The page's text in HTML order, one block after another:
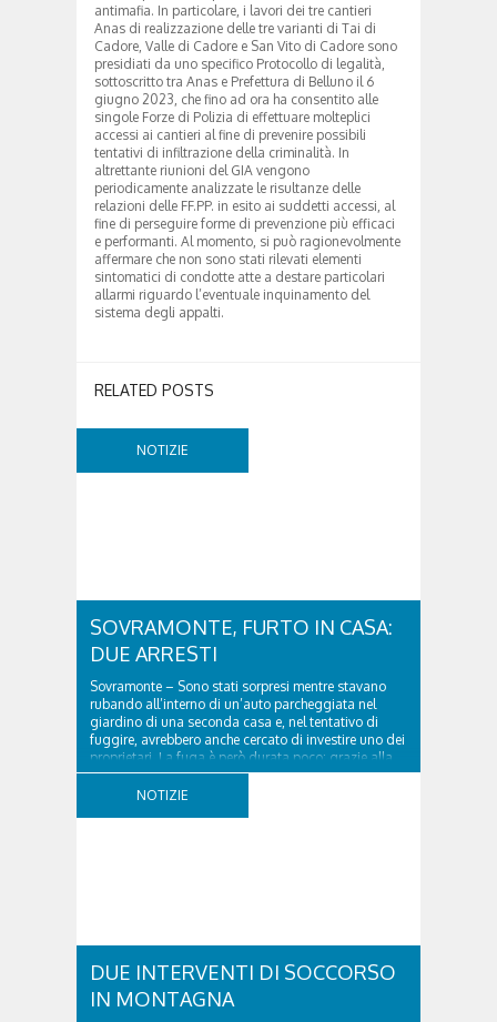
antimafia. In particolare, i lavori dei tre cantieri
Anas di realizzazione delle tre varianti di Tai di
Cadore, Valle di Cadore e San Vito di Cadore sono
presidiati da uno specifico Protocollo di legalità,
sottoscritto tra Anas e Prefettura di Belluno il 6
giugno 2023, che fino ad ora ha consentito alle
singole Forze di Polizia di effettuare molteplici
accessi ai cantieri al fine di prevenire possibili
tentativi di infiltrazione della criminalità. In
altrettante riunioni del GIA vengono
periodicamente analizzate le risultanze delle
relazioni delle FF.PP. in esito ai suddetti accessi, al
fine di perseguire forme di prevenzione più efficaci
e performanti. Al momento, si può ragionevolmente
affermare che non sono stati rilevati elementi
sintomatici di condotte atte a destare particolari
allarmi riguardo l’eventuale inquinamento del
sistema degli appalti.
RELATED POSTS
NOTIZIE
SOVRAMONTE, FURTO IN CASA:
DUE ARRESTI
Sovramonte – Sono stati sorpresi mentre stavano
rubando all’interno di un’auto parcheggiata nel
giardino di una seconda casa e, nel tentativo di
fuggire, avrebbero anche cercato di investire uno dei
proprietari. La fuga è però durata poco: grazie alla
tempestiva chiamata al 112 e all’intervento...
NOTIZIE
DUE INTERVENTI DI SOCCORSO
IN MONTAGNA